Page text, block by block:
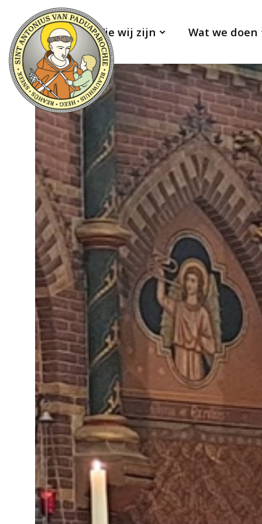
Wie wij zijn Wat we doen